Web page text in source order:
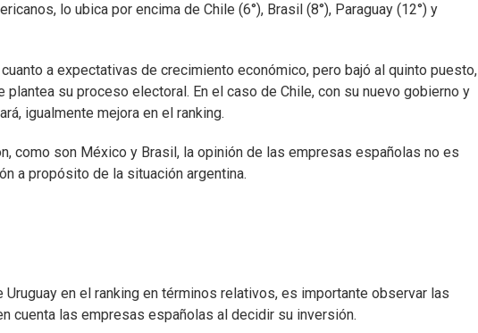
lo ubica por encima de Chile (6°), Brasil (8°), Paraguay (12°) y
a expectativas de crecimiento económico, pero bajó al quinto puesto,
su proceso electoral. En el caso de Chile, con su nuevo gobierno y
igualmente mejora en el ranking.
como son México y Brasil, la opinión de las empresas españolas no es
a propósito de la situación argentina.
en el ranking en términos relativos, es importante observar las
cuenta las empresas españolas al decidir su inversión.